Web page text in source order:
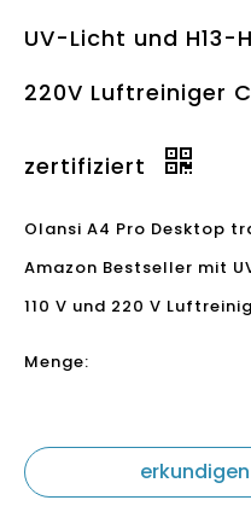
UV-Licht und H13-
220V Luftreiniger
zertifiziert
Olansi A4 Pro Desktop
Amazon Bestseller mit
110 V und 220 V
Menge:
erkundigen